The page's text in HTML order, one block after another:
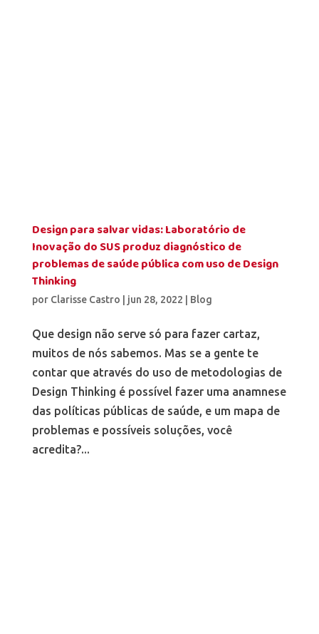
Design para salvar vidas: Laboratório de
Inovação do SUS produz diagnóstico de
problemas de saúde pública com uso de Design
Thinking
por Clarisse Castro jun 28, 2022 Blog
Que design não serve só para fazer cartaz,
muitos de nós sabemos. Mas se a gente te
contar que através do uso de metodologias de
Design Thinking é possível fazer uma anamnese
das políticas públicas de saúde, e um mapa de
problemas e possíveis soluções, você
acredita?...